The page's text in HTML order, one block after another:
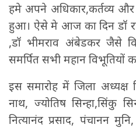
हमे अपने अधिकार,कर्तव्य
हुआ। ऐसे मे आज का दिन डॉ
,डॉ भीमराव अंबेडकर जैसे
समर्पित सभी महान विभूतियों
इस समारोह में जिला अध्यक्ष
नाथ, ज्योतिष सिन्हा,सिंकु
नित्यानंद प्रसाद, पंचानन